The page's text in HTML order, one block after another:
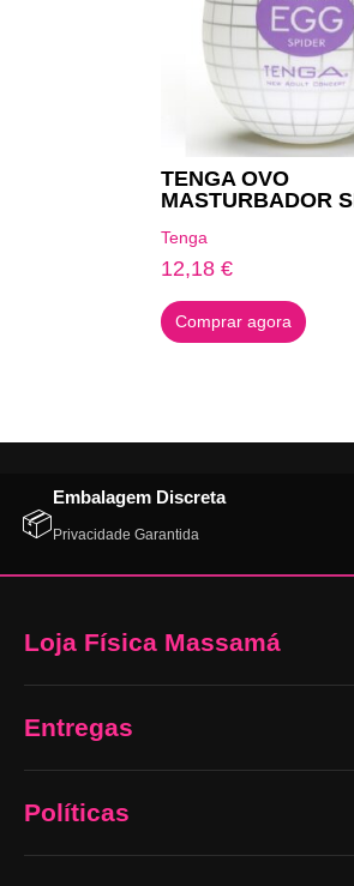
TENGA OVO
MASTURBADOR
Tenga
12,18€
Comprar agora
📦
Embalagem Discreta
Privacidade Garantida
Loja Física Massamá
Entregas
Políticas